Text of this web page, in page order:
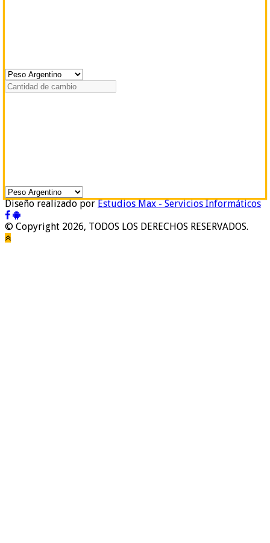
Diseño realizado porEstudios Max - Servicios Informáticos
© Copyright 2026, TODOS LOS DERECHOS RESERVADOS.